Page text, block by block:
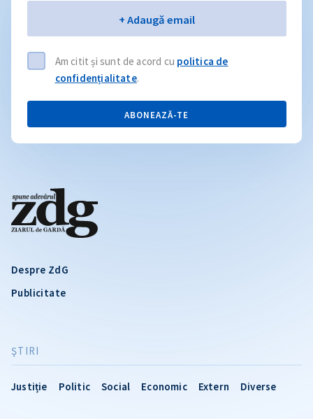
Despre ZdG
Publicitate
ŞTIRI
Justiție Politic Social Economic Extern Diverse
+ Adaugă email
Am citit și sunt de acord cu politica de
confidențialitate.
ABONEAZĂ-TE